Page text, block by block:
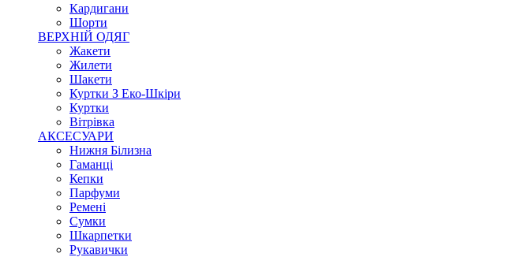
Кардигани
Шорти
ВЕРХНІЙ ОДЯГ
Жакети
Жилети
Шакети
Куртки З Еко-Шкіри
Куртки
Вітрівка
АКСЕСУАРИ
Нижня Білизна
Гаманці
Кепки
Парфуми
Ремені
Сумки
Шкарпетки
Рукавички